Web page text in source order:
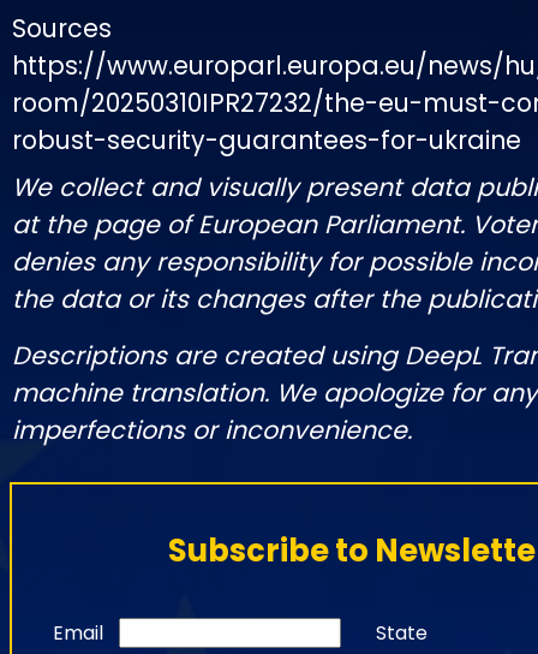
Sources
https://www.europarl.europa.eu/news/
room/20250310IPR27232/the-eu-must-
robust-security-guarantees-for-ukraine
We collect and visually present data
at the page of European Parliament.
denies any responsibility for possible
the data or its changes after the
Descriptions are created using DeepL
machine translation. We apologize for
imperfections or inconvenience.
Subscribe to
Email State